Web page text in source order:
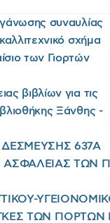
συναυλίας
σχήμα
των Γιορτών
βιβλίων για τις
Ξάνθης -
637Α
ΑΣΦΑΛΕΙΑΣ ΤΩΝ
ΤΩΝ